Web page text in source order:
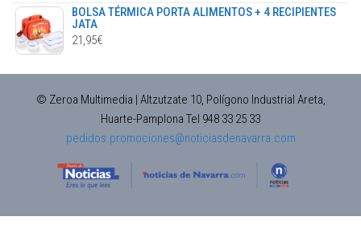
BOLSA TÉRMICA PORTA ALIMENTOS + 4 RECIPIENTES
JATA
21,95€
© Zeroa Multimedia | Altzutzate 10, Polígono Industrial Areta,
Huarte-Pamplona Tel 948 33 25 33
pedidos.promociones@noticiasdenavarra.com